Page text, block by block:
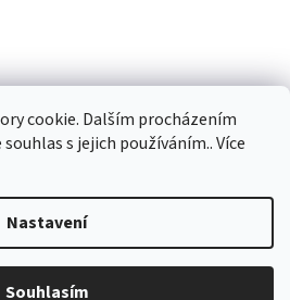
cookie. Dalším procházením
s jejich používáním.. Více
Nastavení
Souhlasím
shop.cz. Všechna práva
Upravit nastavení cookies